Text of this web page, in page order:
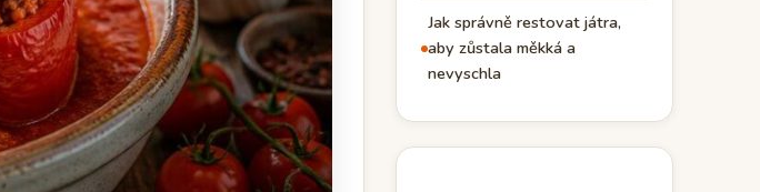
Jak správně restovat játra,
aby zůstala měkká a
nevyschla